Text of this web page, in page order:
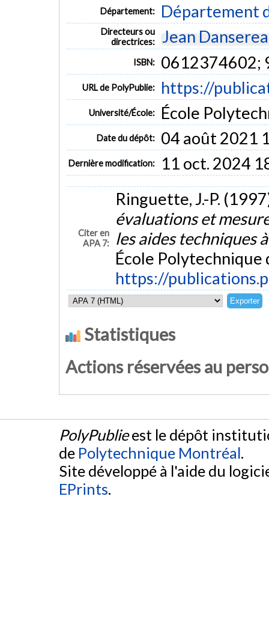
Département: Département
Directeurs ou
directrices:
Jean
ISBN: 0612374602;
URL de PolyPublie: https://
Université/École: École
Date du dépôt: 04 août 2021
Dernière modification: 11 oct. 2024
Citer en
APA 7:
Ringuette, J.-P.
évaluations et
les aides techniques
École
https://
Statistiques
Actions réservées au
PolyPublieest le dépôt
de Polytechnique Montréal.
Site développé à l'aide du
EPrints.